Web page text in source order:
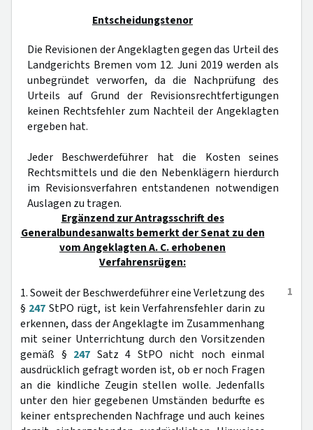
Entscheidungstenor
Die Revisionen der Angeklagten gegen das Urteil des
Landgerichts Bremen vom 12. Juni 2019 werden als
unbegründet verworfen, da die Nachprüfung des
Urteils auf Grund der Revisionsrechtfertigungen
keinen Rechtsfehler zum Nachteil der Angeklagten
ergeben hat.
Jeder Beschwerdeführer hat die Kosten seines
Rechtsmittels und die den Nebenklägern hierdurch
im Revisionsverfahren entstandenen notwendigen
Auslagen zu tragen.
Ergänzend zur Antragsschrift des
Generalbundesanwalts bemerkt der Senat zu den
vom Angeklagten A. C. erhobenen
Verfahrensrügen:
1
1. Soweit der Beschwerdeführer eine Verletzung des
§ 247 StPO rügt, ist kein Verfahrensfehler darin zu
erkennen, dass der Angeklagte im Zusammenhang
mit seiner Unterrichtung durch den Vorsitzenden
gemäß § 247 Satz 4 StPO nicht noch einmal
ausdrücklich gefragt worden ist, ob er noch Fragen
an die kindliche Zeugin stellen wolle. Jedenfalls
unter den hier gegebenen Umständen bedurfte es
keiner entsprechenden Nachfrage und auch keines